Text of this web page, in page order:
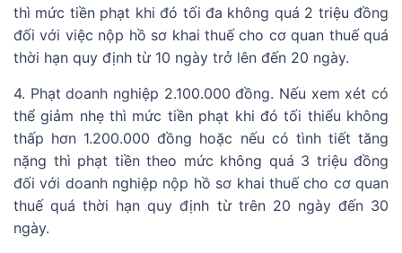
thì mức tiền phạt khi đó tối đa không quá 2 triệu đồng
đối với việc nộp hồ sơ khai thuế cho cơ quan thuế quá
thời hạn quy định từ 10 ngày trở lên đến 20 ngày.
4. Phạt doanh nghiệp 2.100.000 đồng. Nếu xem xét có
thể giảm nhẹ thì mức tiền phạt khi đó tối thiểu không
thấp hơn 1.200.000 đồng hoặc nếu có tình tiết tăng
nặng thì phạt tiền theo mức không quá 3 triệu đồng
đối với doanh nghiệp nộp hồ sơ khai thuế cho cơ quan
thuế quá thời hạn quy định từ trên 20 ngày đến 30
ngày.